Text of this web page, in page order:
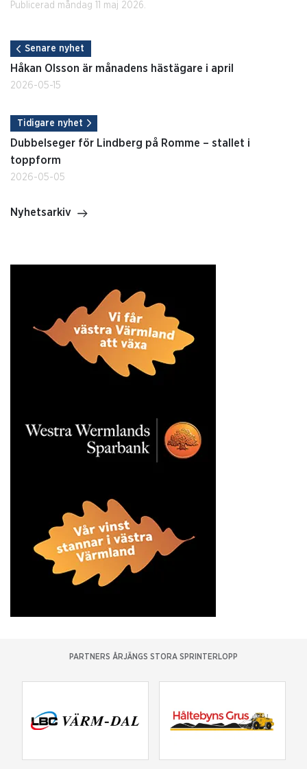
Publicerad måndag 11 maj 2026.
Senare nyhet
Håkan Olsson är månadens hästägare i april
2026-05-15
Tidigare nyhet
Dubbelseger för Lindberg på Romme – stallet i
toppform
2026-05-05
Nyhetsarkiv
PARTNERS ÅRJÄNGS STORA SPRINTERLOPP